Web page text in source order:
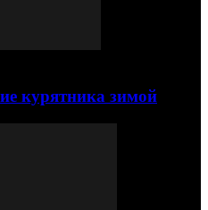
курятника зимой